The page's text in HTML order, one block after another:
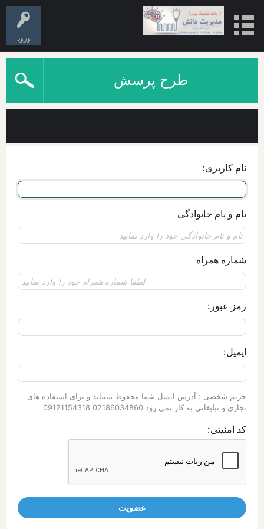
ورود
طرح پرسش
نام کاربری:
نام و نام خانوادگی
شماره همراه
رمز عبور:
ایمیل:
حریم شخصی : آدرس ایمیل شما محفوظ میماند و برای استفاده های
تجاری و تبلیغاتی به کار نمی رود 02186034860 09121154318
کد امنیتی: